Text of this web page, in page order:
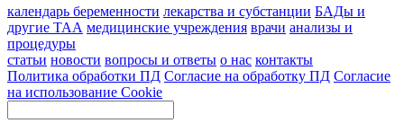
календарь беременности лекарства и субстанции БАДы и
другие ТАА медицинские учреждения врачи анализы и
процедуры
статьи новости вопросы и ответы о нас контакты
Политика обработки ПД Согласие на обработку ПД Согласие
на использование Cookie